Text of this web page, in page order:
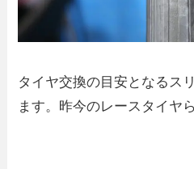
タイヤ交換の目安となるス
ます。昨今のレースタイヤ